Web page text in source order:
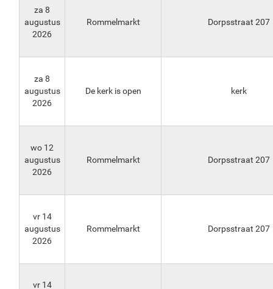
za 8
augustus
2026
Rommelmarkt Dorpsstraat 207
za 8
augustus
2026
De kerk is open kerk
wo 12
augustus
2026
Rommelmarkt Dorpsstraat 207
vr 14
augustus
2026
Rommelmarkt Dorpsstraat 207
vr 14